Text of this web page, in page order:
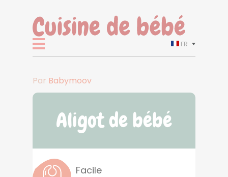
FR
Par Babymoov
Aligot de bébé
Facile